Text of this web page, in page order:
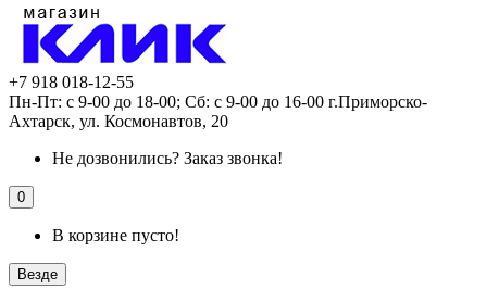
+7 918 018-12-55
Пн-Пт: с 9-00 до 18-00; Сб: с 9-00 до 16-00 г.Приморско-
Ахтарск, ул. Космонавтов, 20
Не дозвонились? Заказ звонка!
0
В корзине пусто!
Везде